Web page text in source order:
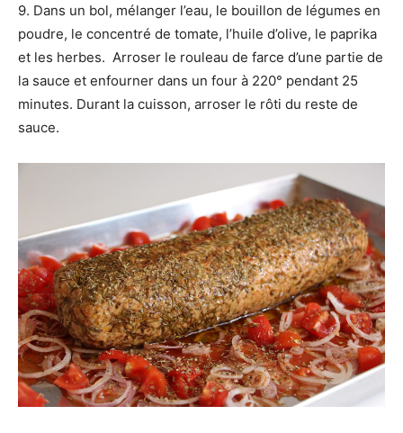
9. Dans un bol, mélanger l’eau, le bouillon de légumes en
poudre, le concentré de tomate, l’huile d’olive, le paprika
et les herbes. Arroser le rouleau de farce d’une partie de
la sauce et enfourner dans un four à 220° pendant 25
minutes. Durant la cuisson, arroser le rôti du reste de
sauce.